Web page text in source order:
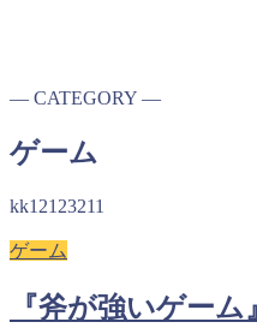
― CATEGORY ―
ゲーム
kk12123211
ゲーム
『斧が強いゲー